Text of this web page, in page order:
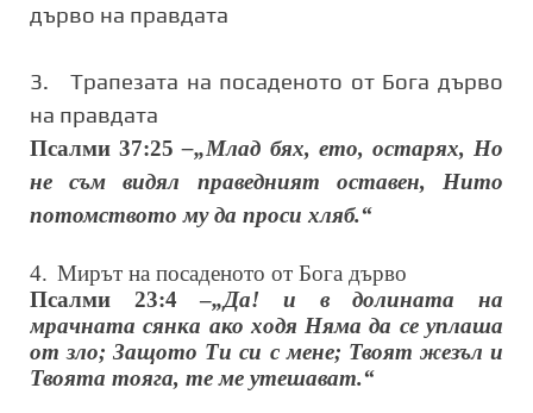
дърво на правдата
3.
Трапезата на посаденото от Бога дърво
на правдата
Псалми 37:25–„Млад бях, ето, остарях, Но
не съм видял праведният оставен, Нито
потомството му да проси хляб.“
4. Мирът на посаденото от Бога дърво
Псалми 23:4 –„Да! и в долината на
мрачната сянка ако ходя Няма да се уплаша
от зло; Защото Ти си с мене; Твоят жезъл и
Твоята тояга, те ме утешават.“